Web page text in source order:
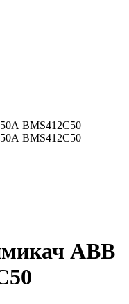
ABB